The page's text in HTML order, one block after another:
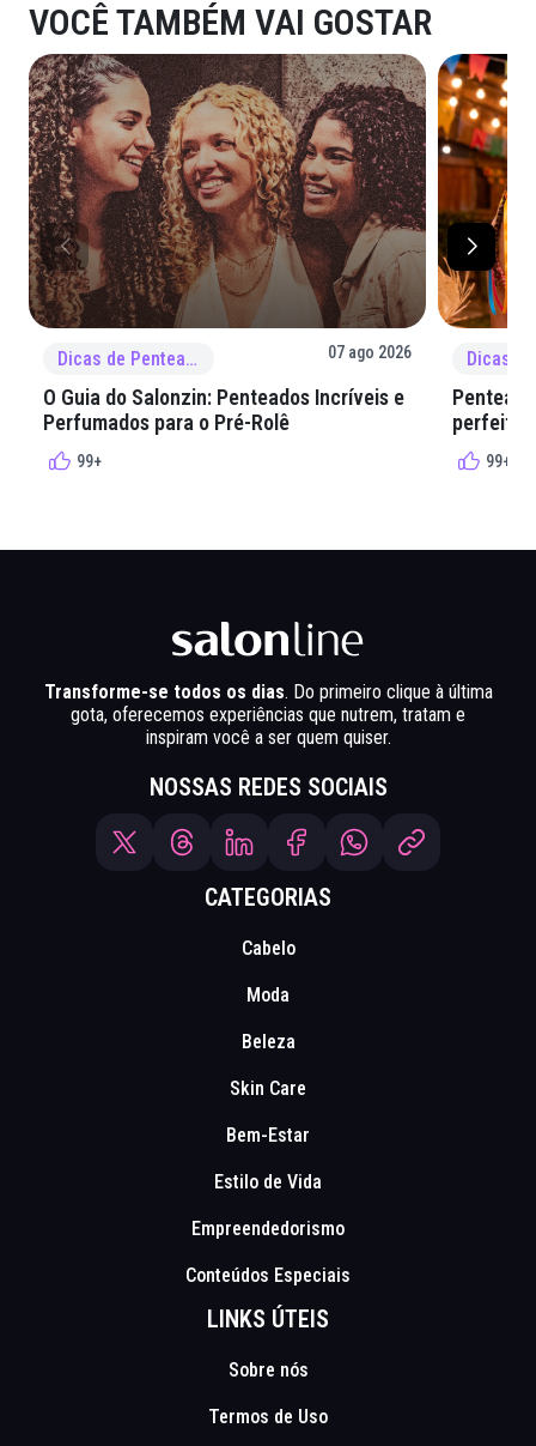
VOCÊ TAMBÉM VAI GOSTAR
Dicas de Penteado 07 ago 2026
O Guia do Salonzin: Penteados Incríveis e
Perfumados para o Pré-Rolê
99+
perfeita
99+
Transforme-se todos os dias. Do primeiro clique à última
gota, oferecemos experiências que nutrem, tratam e
inspiram você a ser quem quiser.
NOSSAS REDES SOCIAIS
CATEGORIAS
Cabelo
Moda
Beleza
Skin Care
Bem-Estar
Estilo de Vida
Empreendedorismo
Conteúdos Especiais
LINKS ÚTEIS
Sobre nós
Termos de Uso